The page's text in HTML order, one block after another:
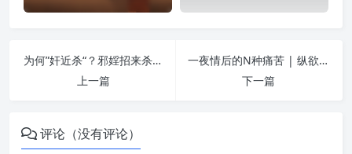
为何”奸近杀“？邪婬招来杀身之祸的实例与分析 | 纵欲危害
上一篇
一夜情后的N种痛苦 | 纵欲危害
下一篇
评论（没有评论）